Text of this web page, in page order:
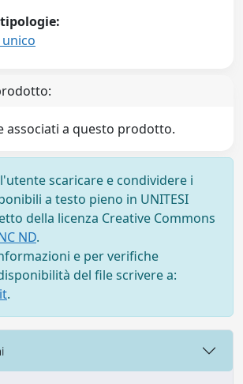
unico
associati a questo prodotto.
scaricare e condividere i
a testo pieno in UNITESI
della licenza Creative Commons
ND.
e per verifiche
del file scrivere a:
.